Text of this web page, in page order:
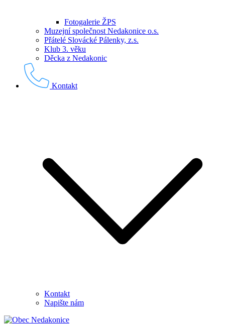
Fotogalerie ŽPS
Muzejní společnost Nedakonice o.s.
Přátelé Slovácké Pálenky, z.s.
Klub 3. věku
Děcka z Nedakonic
Kontakt
Kontakt
Napište nám